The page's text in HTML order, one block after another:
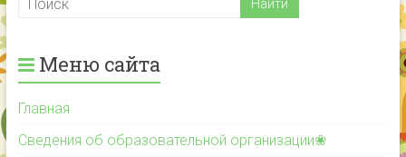
Меню сайта
Главная
Сведения об образовательной организации❀